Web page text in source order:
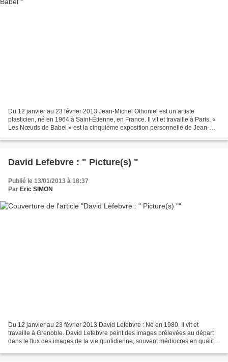
Du 12 janvier au 23 février 2013 Jean-Michel Othoniel est un artiste
plasticien, né en 1964 à Saint-Étienne, en France. Il vit et travaille à Paris. «
Les Nœuds de Babel » est la cinquième exposition personnelle de Jean-
David Lefebvre : " Picture(s) "
Publié le 13/01/2013 à 18:37
Par Eric SIMON
Du 12 janvier au 23 février 2013 David Lefebvre : Né en 1980. Il vit et
travaille à Grenoble. David Lefebvre peint des images prélevées au départ
dans le flux des images de la vie quotidienne, souvent médiocres en qualité